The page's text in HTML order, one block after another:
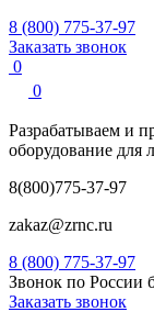
8 (800) 775-37-97
Заказать звонок
0
0
Разрабатываем и
оборудование для
8(800)775-37-97
zakaz@zrnc.ru
8 (800) 775-37-97
Звонок по России
Заказать звонок